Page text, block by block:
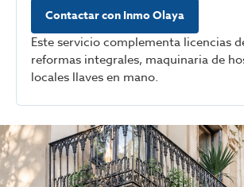
Contactar con Inmo Olaya
Este servicio complementa licencias
reformas integrales, maquinaria de
locales llaves en mano.